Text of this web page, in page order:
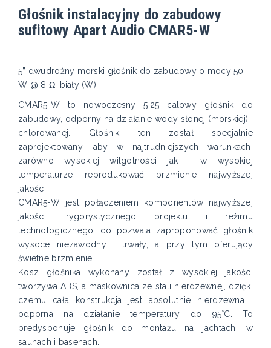
Głośnik instalacyjny do zabudowy
sufitowy Apart Audio CMAR5-W
5” dwudrożny morski głośnik do zabudowy o mocy 50
W @ 8 Ω, biały (W)
CMAR5-W to nowoczesny 5.25 calowy głośnik do
zabudowy, odporny na działanie wody słonej (morskiej) i
chlorowanej. Głośnik ten został specjalnie
zaprojektowany, aby w najtrudniejszych warunkach,
zarówno wysokiej wilgotności jak i w wysokiej
temperaturze reprodukować brzmienie najwyższej
jakości.
CMAR5-W jest połączeniem komponentów najwyższej
jakości, rygorystycznego projektu i reżimu
technologicznego, co pozwala zaproponować głośnik
wysoce niezawodny i trwały, a przy tym oferujący
świetne brzmienie.
Kosz głośnika wykonany został z wysokiej jakości
tworzywa ABS, a maskownica ze stali nierdzewnej, dzięki
czemu cała konstrukcja jest absolutnie nierdzewna i
odporna na działanie temperatury do 95°C. To
predysponuje głośnik do montażu na jachtach, w
saunach i basenach.